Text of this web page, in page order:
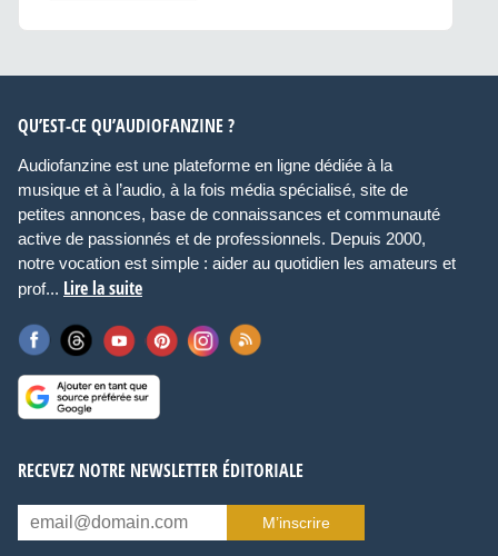
QU’EST-CE QU’AUDIOFANZINE ?
Audiofanzine est une plateforme en ligne dédiée à la
musique et à l’audio, à la fois média spécialisé, site de
petites annonces, base de connaissances et communauté
active de passionnés et de professionnels. Depuis 2000,
notre vocation est simple : aider au quotidien les amateurs et
prof... Lire la suite
RECEVEZ NOTRE NEWSLETTER ÉDITORIALE
M’inscrire